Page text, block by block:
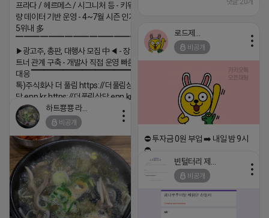
댓글:20개
프라다 / 헤르메스 / 시그니처 등 - 키워드 검색
량 데이터 기반 운영 - 4~7월 시즌 인기 키워드
5위내 多
▔▔▔▔▔▔▔▔▔▔▔▔▔▔▔▔▔▔
▶광고주, 총판, 대행사 모집 中◀ - 장기 협업 파
트너 관계 구축 - 개발사 직접 운영 빠른 피드백
대응 ▔▔▔▔▔▔▔▔▔▔▔▔▔▔▔▔▔▔ (카
톡)주식회사 더 풀림 https://더풀림상
담.enn.kr https://더풀림상담.enn.kr
2026-04-18 17:26
비공개
⛔️ 투자금 0원 부업 ➡️ 내일 밤 9시
⛔️
2026-04-18 17:23
하트뿅뿅 라이언
비공개
비공개